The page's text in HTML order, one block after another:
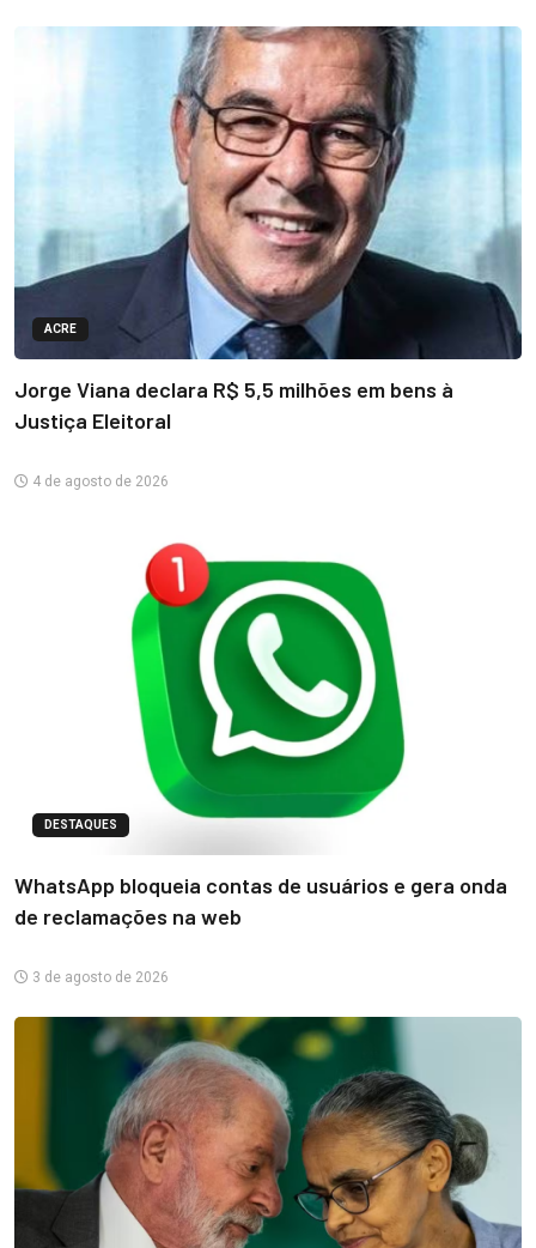
ACRE
Jorge Viana declara R$ 5,5 milhões em bens à
Justiça Eleitoral
4 de agosto de 2026
DESTAQUES
WhatsApp bloqueia contas de usuários e gera onda
de reclamações na web
3 de agosto de 2026